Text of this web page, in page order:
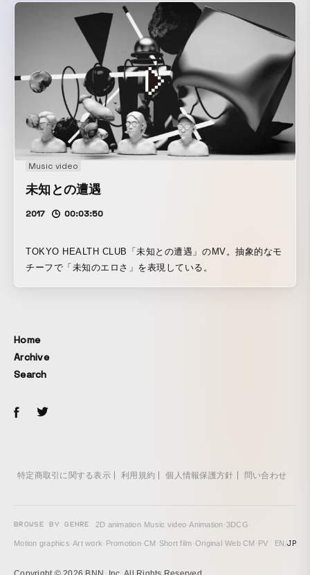
Music video
未知との遭遇
2017 00:03:50
TOKYO HEALTH CLUB「未知との遭遇」のMV。抽象的なモ
チーフで「未知のエロさ」を表現している。
Home
Archive
Search
特定商取引に関する表示 利用規約 個人情報保護方針 問い合わせ
BROWSE BY GENRE 2D animation· Music video·Animation·3DCG·
Motion graphics·Art work· Promotion·CM · Short film·Original ·Web CM · PV EN/JP